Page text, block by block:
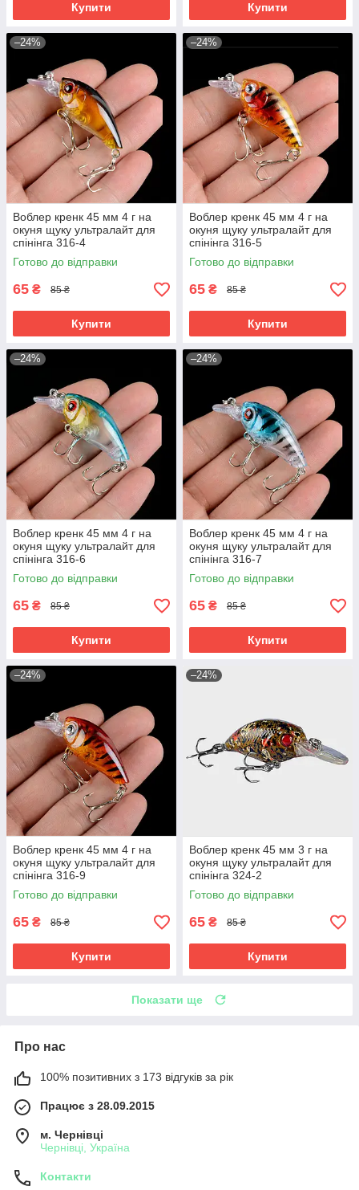
Купити Купити
–24%
Воблер кренк 45 мм 4 г на
окуня щуку ультралайт для
спінінга 316-4
Готово до відправки
65 ₴ 85 ₴
Купити
–24%
Воблер кренк 45 мм 4 г на
окуня щуку ультралайт для
спінінга 316-5
Готово до відправки
65 ₴ 85 ₴
Купити
–24%
Воблер кренк 45 мм 4 г на
окуня щуку ультралайт для
спінінга 316-6
Готово до відправки
65 ₴ 85 ₴
Купити
–24%
Воблер кренк 45 мм 4 г на
окуня щуку ультралайт для
спінінга 316-7
Готово до відправки
65 ₴ 85 ₴
Купити
–24%
Воблер кренк 45 мм 4 г на
окуня щуку ультралайт для
спінінга 316-9
Готово до відправки
65 ₴ 85 ₴
Купити
–24%
Воблер кренк 45 мм 3 г на
окуня щуку ультралайт для
спінінга 324-2
Готово до відправки
65 ₴ 85 ₴
Купити
Показати ще
Про нас
100% позитивних з 173 відгуків за рік
Працює з 28.09.2015
м. Чернівці
Чернівці, Україна
Контакти